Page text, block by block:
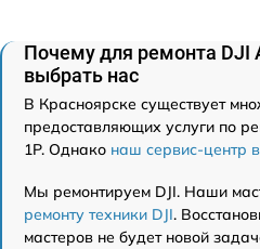
Почему для ремонта DJI
выбрать нас
В Красноярске существует
предоставляющих услуги по
1P. Однако наш сервис-центр
Мы ремонтируем DJI. Наши
ремонту техники DJI.
мастеров не будет новой